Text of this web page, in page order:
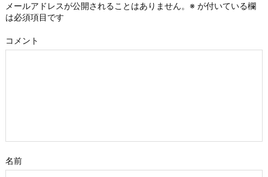
メールアドレスが公開されることはありません。 ※ が付いている欄
は必須項目です
コメント
名前